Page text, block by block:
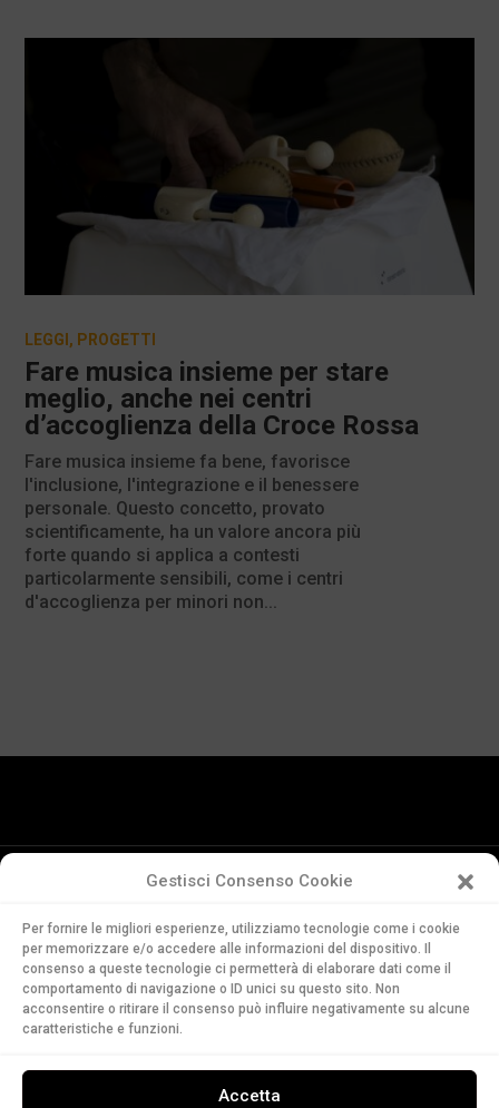
Gestisci Consenso Cookie
Per fornire le migliori esperienze, utilizziamo tecnologie come i cookie
per memorizzare e/o accedere alle informazioni del dispositivo. Il
consenso a queste tecnologie ci permetterà di elaborare dati come il
comportamento di navigazione o ID unici su questo sito. Non
acconsentire o ritirare il consenso può influire negativamente su alcune
caratteristiche e funzioni.
Accetta
Fare musica insieme per stare
meglio, anche nei centri
d’accoglienza della Croce Rossa
LEGGI , PROGETTI
Fare musica insieme fa bene, favorisce
l'inclusione, l'integrazione e il benessere
personale. Questo concetto, provato
scientificamente, ha un valore ancora più
forte quando si applica a contesti
particolarmente sensibili, come i centri
d'accoglienza per minori non...
della Svizzera Italiana
Via Soldino 9
CH-6900 Lugano
T. +41 91 960 30 40
LEGGI